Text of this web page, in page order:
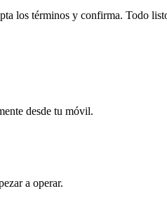
los términos y confirma. Todo
desde tu móvil.
a operar.